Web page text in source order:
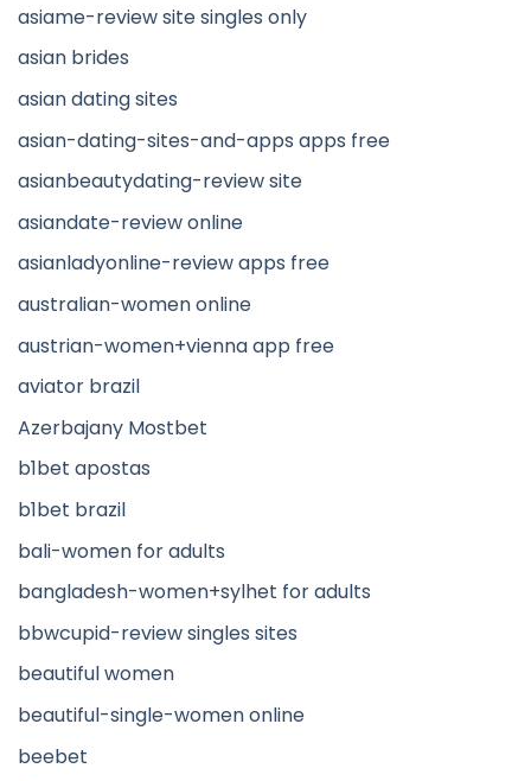
asiame-review site singles only
asian brides
asian dating sites
asian-dating-sites-and-apps apps free
asianbeautydating-review site
asiandate-review online
asianladyonline-review apps free
australian-women online
austrian-women+vienna app free
aviator brazil
Azerbajany Mostbet
b1bet apostas
b1bet brazil
bali-women for adults
bangladesh-women+sylhet for adults
bbwcupid-review singles sites
beautiful women
beautiful-single-women online
beebet